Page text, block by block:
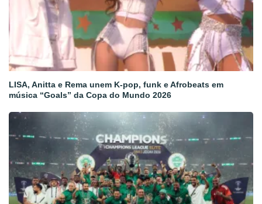
LISA, Anitta e Rema unem K-pop, funk e Afrobeats em
música “Goals” da Copa do Mundo 2026